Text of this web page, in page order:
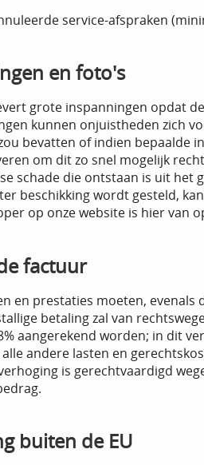
service-afspraken
en foto's
grote inspanningen opdat
kunnen onjuistheden zich
bevatten of indien bepaalde
om dit zo snel mogelijk
schade die ontstaan is uit het
beschikking wordt gesteld,
op onze website is hier van
factuur
en prestaties moeten,
betaling zal van
aangerekend worden; in dit
andere lasten en
is gerechtvaardigd
buiten de EU